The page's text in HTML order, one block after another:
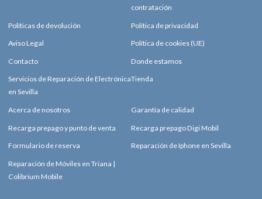
contratación
Políticas de devolución Política de privacidad
Aviso Legal Política de cookies (UE)
Contacto Donde estamos
Servicios de Reparación de Electrónica
en Sevilla
Tienda
Acerca de nosotros Garantía de calidad
Recarga prepago y punto de venta Recarga prepago Digi Mobil
Formulario de reserva Reparación de Iphone en Sevilla
Reparación de Móviles en Triana |
Colibrium Mobile